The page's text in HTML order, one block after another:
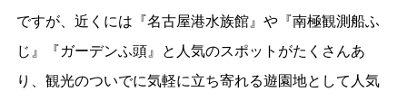
ですが、近くには『名古屋港水族館』や『南極観測船ふ
じ』『ガーデンふ頭』と人気のスポットがたくさんあ
り、観光のついでに気軽に立ち寄れる遊園地として人気